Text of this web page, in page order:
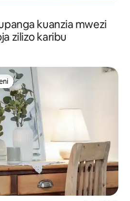
kuanzia mwezi
zilizo karibu
wageni